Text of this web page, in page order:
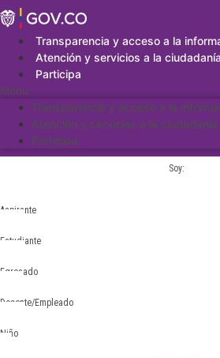
Saltar
al
contenidoTransparencia y acceso a la
Atención y servicios a la ciudadanía
Participa
Menu
Transparencia y acceso a la
Atención y servicios a la ciudadanía
Participa
Soy:
Aspirante
Estudiante
Egresado
Docente/Empleado
Niño